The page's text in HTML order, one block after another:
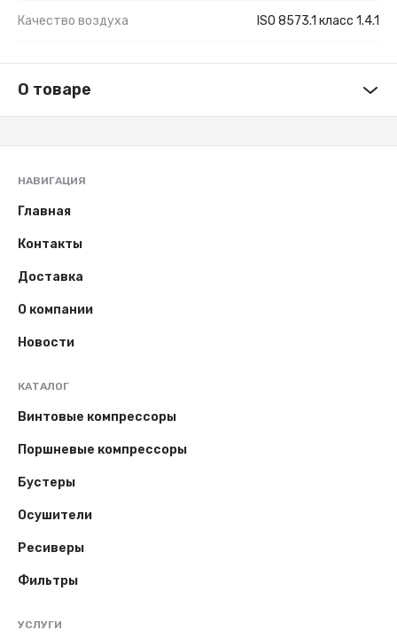
Качество воздуха ISO 8573.1 класс 1.4.1
О товаре
НАВИГАЦИЯ
Главная
Контакты
Доставка
О компании
Новости
КАТАЛОГ
Винтовые компрессоры
Поршневые компрессоры
Бустеры
Осушители
Ресиверы
Фильтры
УСЛУГИ